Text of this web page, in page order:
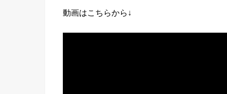
動画はこちらから↓